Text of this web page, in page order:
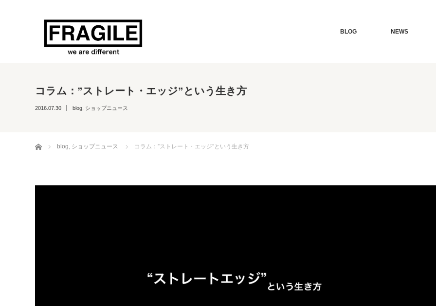
BLOG NEWS
コラム：”ストレート・エッジ”という生き方
2016.07.30 blog ショップニュース
ホーム blog, ショップニュース コラム：”ストレート・エッジ”という生き方